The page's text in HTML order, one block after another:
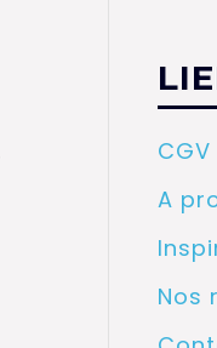
CGV
A
Nos